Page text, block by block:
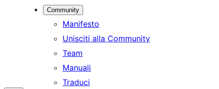
Community
Manifesto
Unisciti alla Community
Team
Manuali
Traduci